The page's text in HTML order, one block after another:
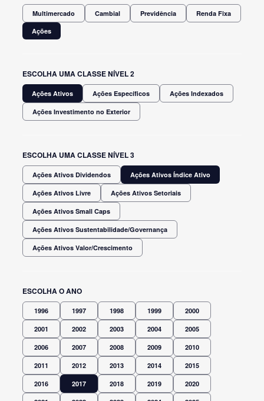
Multimercado Cambial Previdência
Renda Fixa
Ações
ESCOLHA UMA CLASSE NÍVEL 2
Ações Ativos Ações Específicos Ações Indexados
Ações Investimento no Exterior
ESCOLHA UMA CLASSE NÍVEL 3
Ações Ativos Dividendos Ações Ativos Índice Ativo
Ações Ativos Livre Ações Ativos Setoriais
Ações Ativos Small Caps
Ações Ativos Sustentabilidade/Governança
Ações Ativos Valor/Crescimento
ESCOLHA O ANO
1996 1997 1998 1999 2000
2001 2002 2003 2004 2005
2006 2007 2008 2009 2010
2011 2012 2013 2014 2015
2016 2017 2018 2019 2020